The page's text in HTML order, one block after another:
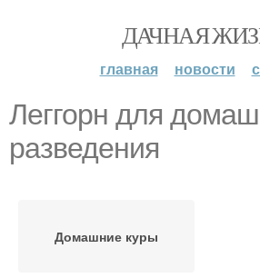
ДАЧНАЯ
главная новости
Леггорн для
разведения
Домашние куры